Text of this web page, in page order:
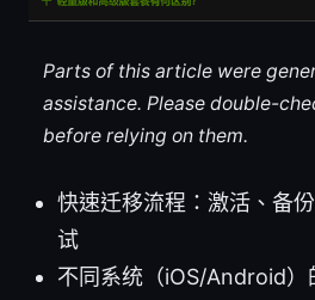
Parts of this article were
assistance. Please double-
before relying on them.
快速迁移流程：激活、备
试
不同系统（iOS/Android）